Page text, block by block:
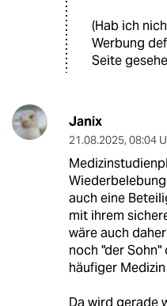
(Hab ich
Werbung
Seite
Janix
21.08.2025, 08:04
auch eine
mit ihrem
wäre auch
noch "der
häufiger
Da wird gerade